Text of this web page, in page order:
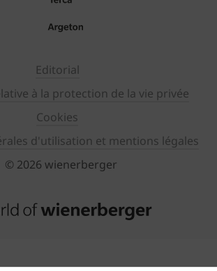
Editorial
à la protection de la vie privée
Cookies
d'utilisation et mentions légales
© 2026 wienerberger